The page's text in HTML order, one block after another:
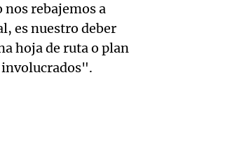
rebajemos a
es nuestro deber
hoja de ruta o plan